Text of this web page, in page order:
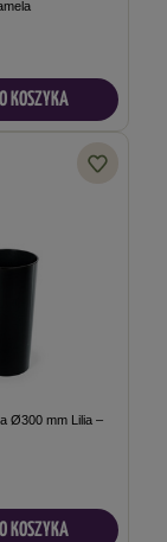
KOSZYKA
Ø300 mm Lilia –
KOSZYKA